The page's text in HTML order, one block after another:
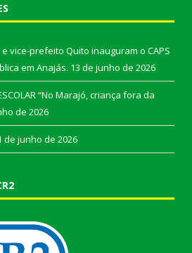
vice-prefeito Quito inauguram o CAPS
em Anajás. 13 de junho de 2026
“No Marajó, criança fora da
de 2026
de junho de 2026